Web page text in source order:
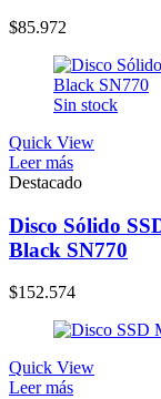
$85.972
Sin stock
Quick View
Leer más
Destacado
Disco Sólido
Black SN770
$152.574
Quick View
Leer más